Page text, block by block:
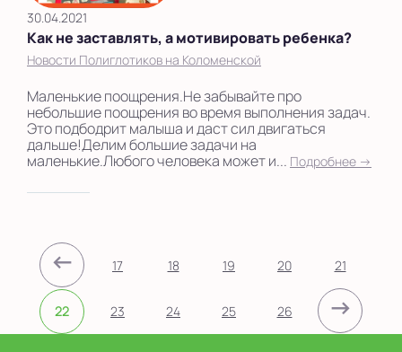
30.04.2021
Как не заставлять, а мотивировать ребенка?
Новости Полиглотиков на Коломенской
Маленькие поощрения.Не забывайте про
небольшие поощрения во время выполнения задач.
Это подбодрит малыша и даст сил двигаться
дальше!Делим большие задачи на
маленькие.Любого человека может и... Подробнее →
← 17 18 19 20 21
22 23 24 25 26 →